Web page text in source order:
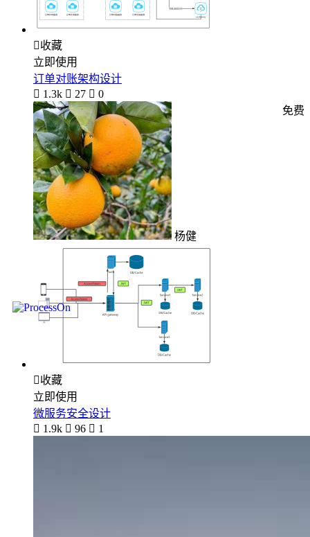
收藏
立即使用
订单对账架构设计
 1.3k  27  0
杨健
免费
收藏
立即使用
微服务安全设计
 1.9k  96  1